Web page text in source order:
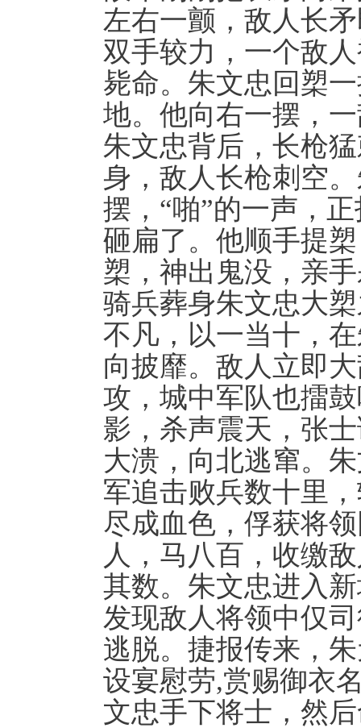
左右一颤，敌人长
双手较力，一个敌
毙命。朱文忠回槊
地。他向右一摆，
朱文忠背后，长枪
身，敌人长枪刺空
摆，“啪”的一声，
砸扁了。他顺手提
槊，神出鬼没，亲
骑兵葬身朱文忠大
不凡，以一当十，
向披靡。敌人立即
攻，城中军队也擂
影，杀声震天，张
大溃，向北逃窜。
军追击败兵数十里
尽成血色，俘获将
人，马八百，收缴
其数。朱文忠进入
发现敌人将领中仅
逃脱。捷报传来，
设宴慰劳,赏赐御衣
文忠手下将士，然